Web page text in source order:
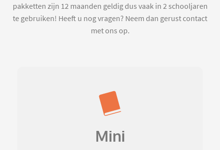
pakketten zijn 12 maanden geldig dus vaak in 2 schooljaren
te gebruiken! Heeft u nog vragen? Neem dan gerust contact
met ons op.
Mini